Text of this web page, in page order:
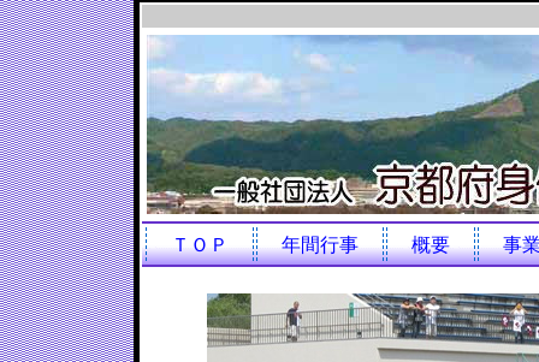
ＴＯＰ 年間行事 概要 事